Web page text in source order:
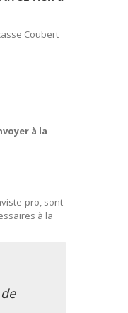
Coubert
à la
pro, sont
à la